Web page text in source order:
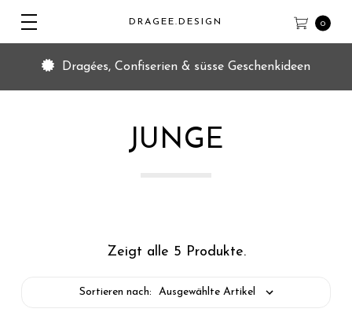
0
DRAGEE.DESIGN
Dragées, Confiserien & süsse Geschenkideen
JUNGE
Zeigt alle 5 Produkte.
Sortieren nach: